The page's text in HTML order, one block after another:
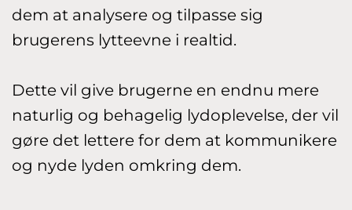
dem at analysere og tilpasse sig
brugerens lytteevne i realtid.
Dette vil give brugerne en endnu mere
naturlig og behagelig lydoplevelse, der vil
gøre det lettere for dem at kommunikere
og nyde lyden omkring dem.